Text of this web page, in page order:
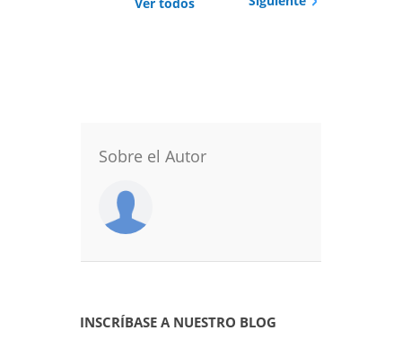
Sobre el Autor
INSCRÍBASE A NUESTRO BLOG